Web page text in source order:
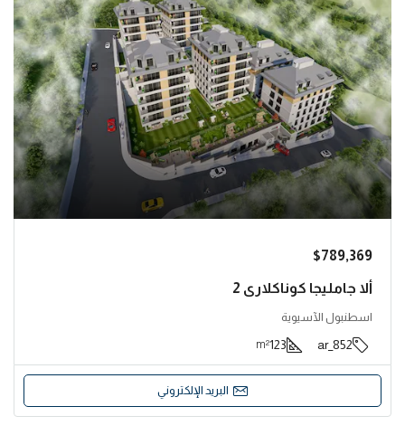
$789,369
ألا جامليجا كوناكلاري 2
اسطنبول الآسيوية
852_ar
123
m²
البريد الإلكتروني